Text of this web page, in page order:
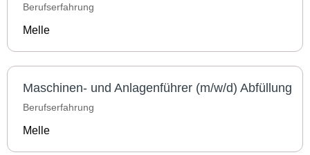
Berufserfahrung
Melle
Maschinen- und Anlagenführer (m/w/d) Abfüllung
Berufserfahrung
Melle